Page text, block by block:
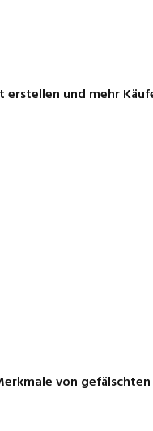
erstellen und mehr
von gefälschten